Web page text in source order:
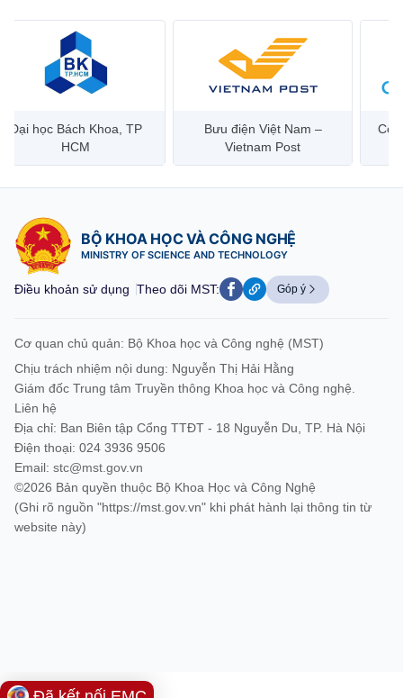
Bưu điện Việt Nam –
Vietnam Post
Công ty Cổ phần Hạ tầng
Viễn Thông CMC
BỘ KHOA HỌC VÀ CÔNG NGHỆ
MINISTRY OF SCIENCE AND TECHNOLOGY
Điều khoản sử dụng Theo dõi MST: Góp ý
Cơ quan chủ quản: Bộ Khoa học và Công nghệ (MST)
Chịu trách nhiệm nội dung: Nguyễn Thị Hải Hằng
Giám đốc Trung tâm Truyền thông Khoa học và Công nghệ.
Liên hệ
Địa chỉ: Ban Biên tập Cổng TTĐT - 18 Nguyễn Du, TP. Hà Nội
Điện thoại: 024 3936 9506
Email: stc@mst.gov.vn
©2026 Bản quyền thuộc Bộ Khoa Học và Công Nghệ
(Ghi rõ nguồn "https://mst.gov.vn" khi phát hành lại thông tin từ
website này)